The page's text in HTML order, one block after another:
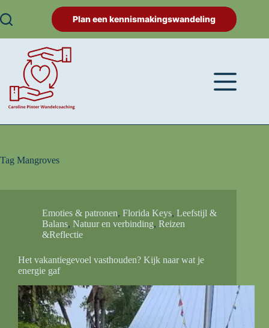
Plan een kennismakingswandeling
Tag Mangroves
Emoties & patronen, Florida Keys, Leefstijl &
Balans, Natuur en verbinding, Reizen
&Reflectie
Het vakantiegevoel vasthouden? Kijk naar wat je
energie gaf